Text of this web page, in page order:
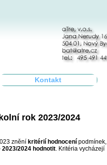
Kontakt
rok 2023/2024
znění kritérií hodnocenípodmínek,
2024 hodnotit. Kritéria vycházejí